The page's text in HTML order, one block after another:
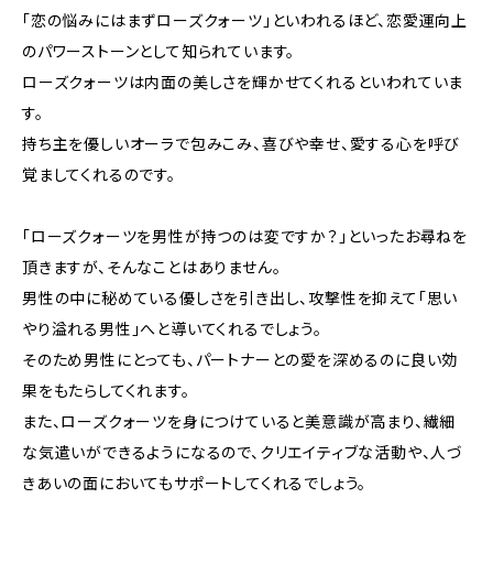
「恋の悩みにはまずローズクォーツ」といわれるほど、恋愛運向上
のパワーストーンとして知られています。
ローズクォーツは内面の美しさを輝かせてくれるといわれていま
す。
持ち主を優しいオーラで包みこみ、喜びや幸せ、愛する心を呼び
覚ましてくれるのです。
「ローズクォーツを男性が持つのは変ですか？」といったお尋ねを
頂きますが、そんなことはありません。
男性の中に秘めている優しさを引き出し、攻撃性を抑えて「思い
やり溢れる男性」へと導いてくれるでしょう。
そのため男性にとっても、パートナーとの愛を深めるのに良い効
果をもたらしてくれます。
また、ローズクォーツを身につけていると美意識が高まり、繊細
な気遣いができるようになるので、クリエイティブな活動や、人づ
きあいの面においてもサポートしてくれるでしょう。